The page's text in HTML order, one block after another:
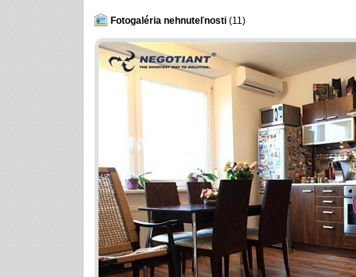
postavený z tehly. V rámci domu je
parkovacím státim pre obyvateľoov
mesačne. Dom je bez výťahu.
občianska vybavenosť. Pri bytovom
blízkosti do 500 m sa nachádza
obchody, miestny úrad, lekáreň,
nehnuteľnosti: .: Nehnuteľnosť je
úveru. Byt je v osobnom vlastníctve.
financovania kontaktujte nášho
získať na tomto odkaze: http://
byt-na-vajnorskej-ulici-|-bratislava-
dennou on-line ponukou nehnuteľností
nehnuteľností... ďalej Vývojom v oblasti
a iné ... Ponúkaná cena už zahrňuje aj
Fotogaléria nehnuteľnosti (11)